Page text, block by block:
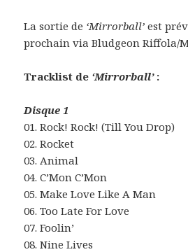
La sortie de ‘Mirrorball’ est
prochain via Bludgeon Riffola/
Tracklist de ‘Mirrorball’:
Disque 1
01. Rock! Rock! (Till You Drop)
02. Rocket
03. Animal
04. C’Mon C’Mon
05. Make Love Like A Man
06. Too Late For Love
07. Foolin’
08. Nine Lives